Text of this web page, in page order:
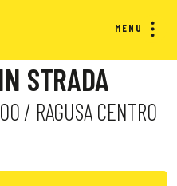
MENU
STRADA
/ RAGUSA CENTRO